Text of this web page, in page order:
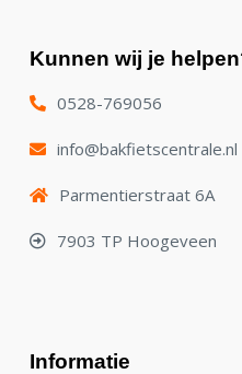
Kunnen wij je
0528-769056
info@bakfietscentrale.nl
Parmentierstraat 6A
7903 TP Hoogeveen
Informatie